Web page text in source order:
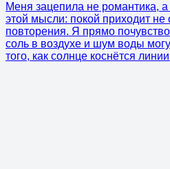
Меня зацепила не романтика, а
этой мысли: покой приходит не
повторения. Я прямо
соль в воздухе и шум воды
того, как солнце коснётся